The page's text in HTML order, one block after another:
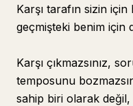
Karşı tarafın sizin
geçmişteki benim için
Karşı çıkmazsınız,
temposunu
sahip biri olarak